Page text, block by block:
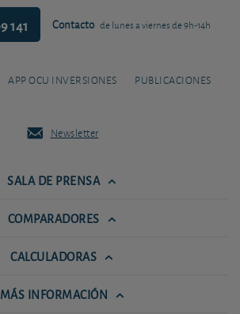
141 Contacto de lunes a viernes de 9h-14h
APP OCU INVERSIONES PUBLICACIONES
Newsletter
SALA DE PRENSA
COMPARADORES
CALCULADORAS
MÁS INFORMACIÓN